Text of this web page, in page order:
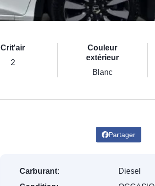
Crit'air
2
Couleur
extérieur
Blanc
Partager
Carburant:
Diesel